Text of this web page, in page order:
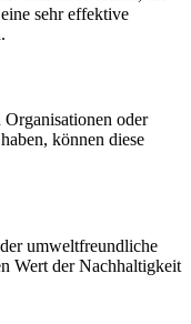
sehr effektive
oder
können diese
umweltfreundliche
Wert der Nachhaltigkeit